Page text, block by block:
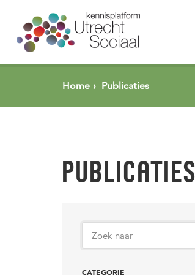
Home Publicaties
PUBLICATIES
CATEGORIE